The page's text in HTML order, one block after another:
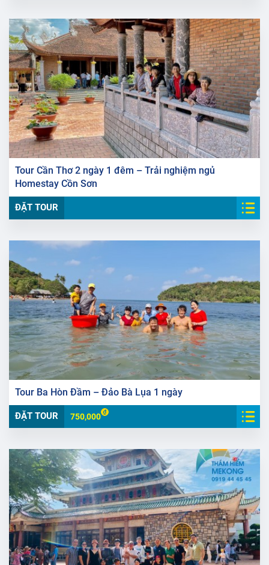
Tour Cần Thơ 2 ngày 1 đêm – Trải nghiệm ngủ
Homestay Cồn Sơn
ĐẶT TOUR
Tour Ba Hòn Đầm – Đảo Bà Lụa 1 ngày
ĐẶT TOUR 750,000